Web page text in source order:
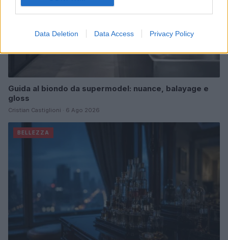
Data Deletion Data Access Privacy Policy
Guida al biondo da supermodel: nuance, balayage e
gloss
Cristian Castiglioni · 6 Ago 2026
BELLEZZA